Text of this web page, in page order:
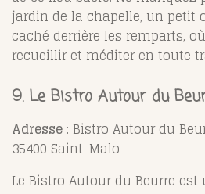
jardin de la chapelle, un petit
caché derrière les remparts,
recueillir et méditer en toute
9. Le Bistro Autour du
Adresse : Bistro Autour du
35400 Saint-Malo
Le Bistro Autour du Beurre